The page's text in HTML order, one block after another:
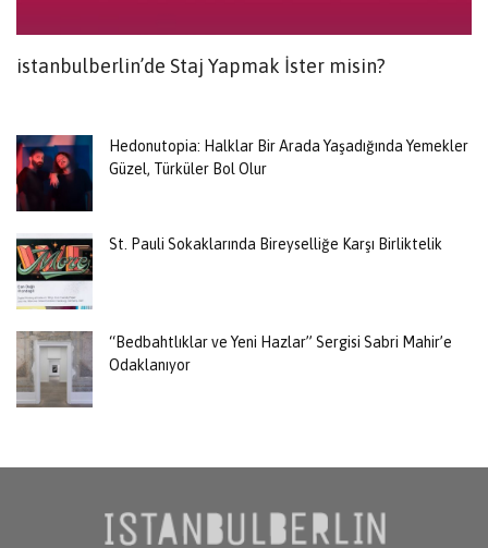
istanbulberlin’de Staj Yapmak İster misin?
Hedonutopia: Halklar Bir Arada Yaşadığında Yemekler
Güzel, Türküler Bol Olur
St. Pauli Sokaklarında Bireyselliğe Karşı Birliktelik
“Bedbahtlıklar ve Yeni Hazlar” Sergisi Sabri Mahir’e
Odaklanıyor